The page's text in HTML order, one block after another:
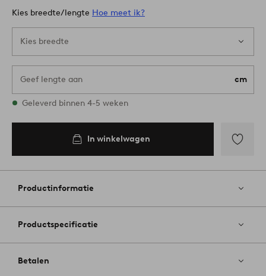
Kies breedte/lengte Hoe meet ik?
Kies breedte
Geef lengte aan cm
Alle maten zijn op voorraad
Geleverd binnen 4-5 weken
In
In winkelwagen
aan
Productinformatie
Productspecificatie
Betalen